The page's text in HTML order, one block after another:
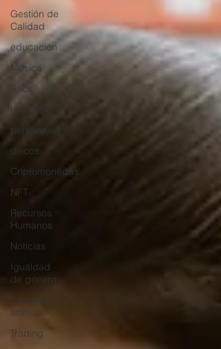
Gestión de
Calidad
educación
Música
Rock
Inversión
personajes
discos
Criptomonedas
NFT
Recursos
Humanos
Noticias
Igualdad
de género
Inteligencia
artificial
Trading